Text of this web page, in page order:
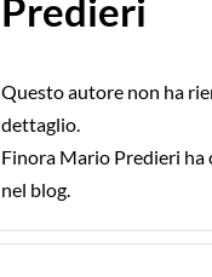
Predieri
Questo autore non ha
dettaglio.
Finora Mario Predieri ha
nel blog.